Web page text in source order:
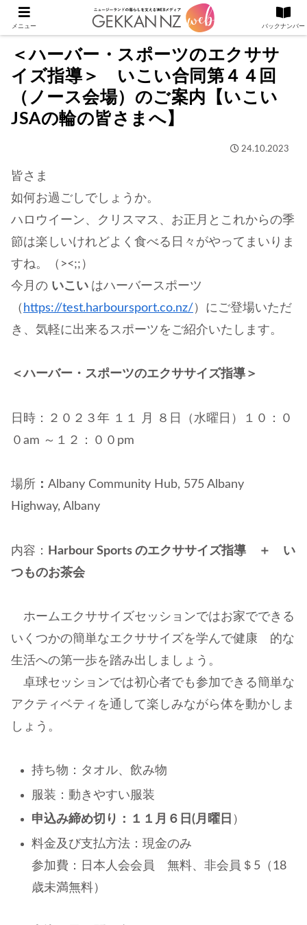
＜ハーバー・スポーツのエクササ
イズ指導＞ いこい合同第４４回
（ノース会場）のご案内【いこい
JSAの輪の皆さまへ】
24.10.2023
皆さま
如何お過ごしでしょうか。
ハロウイーン、クリスマス、お正月とこれからの季
節は楽しいけれどよく食べる日々がやってまいりま
すね。（><;;）
今月の いこい はハーバースポーツ
（ https://test.harboursport.co.nz/ ）にご登場いただ
き、気軽に出来るスポーツをご紹介いたします。
＜ハーバー・スポーツのエクササイズ指導＞
日時：２０２３年 １１ 月 ８日（水曜日）１０：０
０am ～１２：００pm
場所 ： Albany Community Hub, 575 Albany
Highway, Albany
内容：
Harbour Sports のエクササイズ指導 ＋ い
つものお茶会
ホームエクササイズセッションではお家でできる
いくつかの簡単なエクササイズを学んで健康 的な
生活への第一歩を踏み出しましょう。
卓球セッションでは初心者でも参加できる簡単な
アクティベティを通して楽しみながら体を動かしま
しょう。
持ち物：タオル、飲み物
服装：動きやすい服装
申込み締め切り：１１月６日(月曜日 ）
料金及び支払方法：現金のみ
参加費：日本人会会員 無料、非会員＄5（18
歳未満無料）
メニュー バックナンバー